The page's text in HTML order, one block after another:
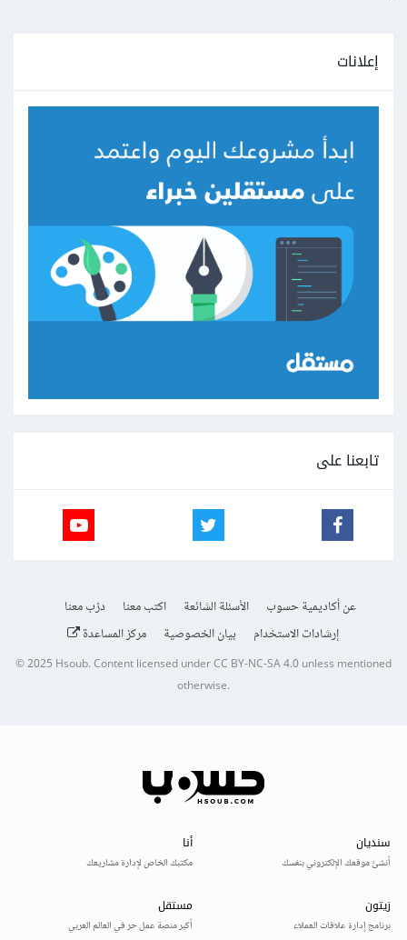
إعلانات
تابعنا على
عن أكاديمية حسوب الأسئلة الشائعة اكتب معنا
درّب معنا
إرشادات الاستخدام
بيان الخصوصية مركز المساعدة
© 2025Hsoub.Content licensed underCC BY-NC-SA 4.0unless mentioned
otherwise.